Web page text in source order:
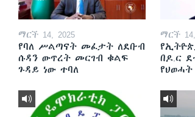
ማርች 14, 2025
የባለ ሥልጣናት መፈታት ለደቡብ
ሱዳን ውጥረት መርገብ ቁልፍ
ጉዳይ ነው ተባለ
ማርች 14,
በዶ.ር